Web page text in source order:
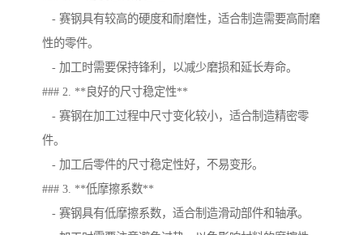
- 赛钢具有较高的硬度和耐磨性，适合制造需要高耐磨
性的零件。
- 加工时需要保持锋利，以减少磨损和延长寿命。
### 2. **良好的尺寸稳定性**
- 赛钢在加工过程中尺寸变化较小，适合制造精密零
件。
- 加工后零件的尺寸稳定性好，不易变形。
### 3. **低摩擦系数**
- 赛钢具有低摩擦系数，适合制造滑动部件和轴承。